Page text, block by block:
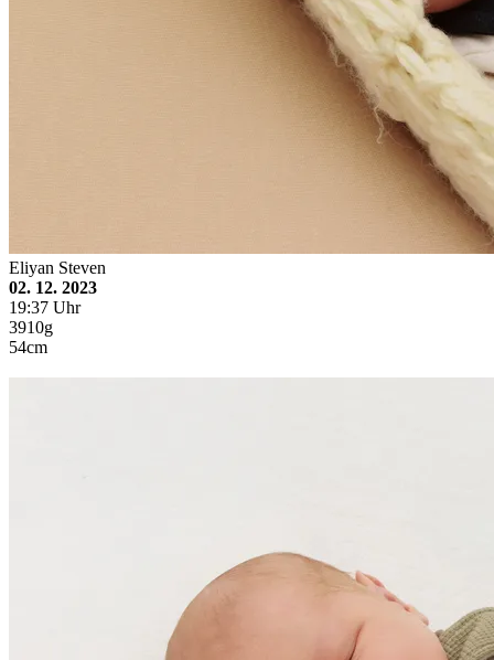
Eliyan Steven
02. 12. 2023
19:37 Uhr
3910g
54cm